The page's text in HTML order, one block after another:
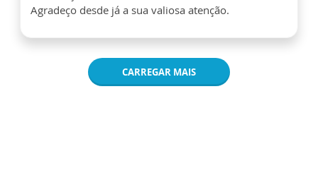
Agradeço desde já a sua valiosa atenção.
CARREGAR MAIS